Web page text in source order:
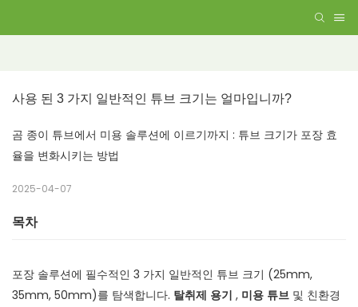
사용 된 3 가지 일반적인 튜브 크기는 얼마입니까?
곰 종이 튜브에서 미용 솔루션에 이르기까지 : 튜브 크기가 포장 효
율을 변화시키는 방법
2025-04-07
목차
포장 솔루션에 필수적인 3 가지 일반적인 튜브 크기 (25mm,
35mm, 50mm)를 탐색합니다. 탈취제 용기 , 미용 튜브 및 친환경